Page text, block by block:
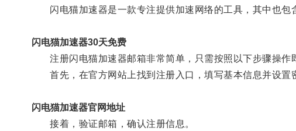
闪电猫加速器是一款专注提供加速网络的工具，其中也包
闪电猫加速器30天免费
注册闪电猫加速器邮箱非常简单，只需按照以下步骤操作
首先，在官方网站上找到注册入口，填写基本信息并设置
闪电猫加速器官网地址
接着，验证邮箱，确认注册信息。